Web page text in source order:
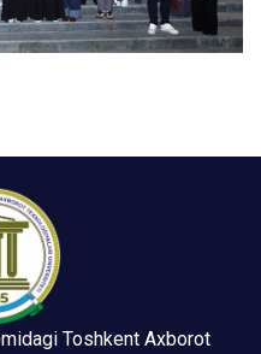
Toshkent Axborot